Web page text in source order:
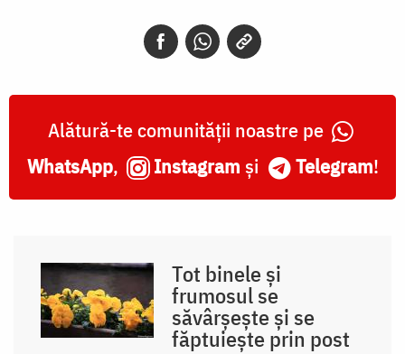
rugăm
din
inimă
el
Foto:
Alătură-te comunității noastre pe
WhatsApp, Instagram și Telegram!
Tot binele și
frumosul se
săvârșește și se
făptuiește prin post